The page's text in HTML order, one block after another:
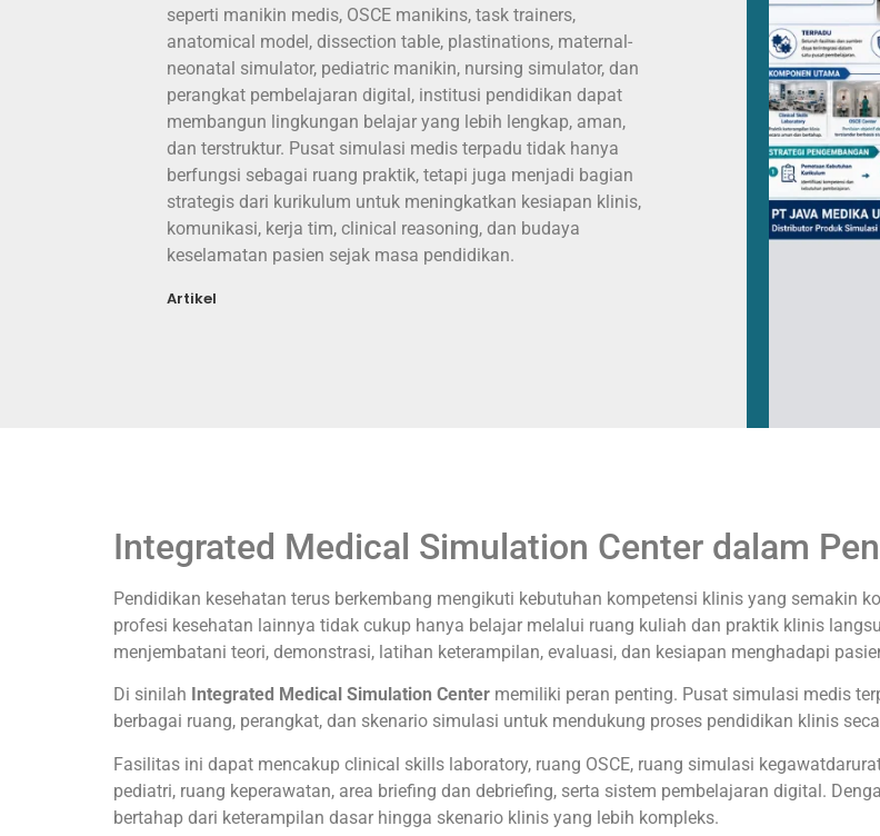
seperti manikin medis, OSCE manikins, task trainers,
anatomical model, dissection table, plastinations, maternal-
neonatal simulator, pediatric manikin, nursing simulator, dan
perangkat pembelajaran digital, institusi pendidikan dapat
membangun lingkungan belajar yang lebih lengkap, aman,
dan terstruktur. Pusat simulasi medis terpadu tidak hanya
berfungsi sebagai ruang praktik, tetapi juga menjadi bagian
strategis dari kurikulum untuk meningkatkan kesiapan klinis,
komunikasi, kerja tim, clinical reasoning, dan budaya
keselamatan pasien sejak masa pendidikan.
Artikel
Integrated Medical Simulation Center dalam
Pendidikan kesehatan terus berkembang mengikuti kebutuhan kompetensi klinis yang semakin
profesi kesehatan lainnya tidak cukup hanya belajar melalui ruang kuliah dan praktik klinis
menjembatani teori, demonstrasi, latihan keterampilan, evaluasi, dan kesiapan menghadapi
Di sinilah Integrated Medical Simulation Center memiliki peran penting. Pusat simulasi medis
berbagai ruang, perangkat, dan skenario simulasi untuk mendukung proses pendidikan klinis
Fasilitas ini dapat mencakup clinical skills laboratory, ruang OSCE, ruang simulasi
pediatri, ruang keperawatan, area briefing dan debriefing, serta sistem pembelajaran digital.
bertahap dari keterampilan dasar hingga skenario klinis yang lebih kompleks.